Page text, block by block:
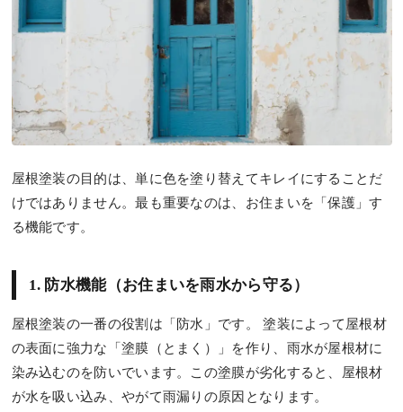
屋根塗装の目的は、単に色を塗り替えてキレイにすることだ
けではありません。最も重要なのは、お住まいを「保護」す
る機能です。
1. 防水機能（お住まいを雨水から守る）
屋根塗装の一番の役割は「防水」です。 塗装によって屋根材
の表面に強力な「塗膜（とまく）」を作り、雨水が屋根材に
染み込むのを防いでいます。この塗膜が劣化すると、屋根材
が水を吸い込み、やがて雨漏りの原因となります。